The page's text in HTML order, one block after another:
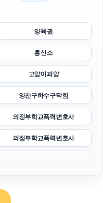
양육권
흥신소
고양이파양
양천구하수구막힘
의정부학교폭력변호사
의정부학교폭력변호사